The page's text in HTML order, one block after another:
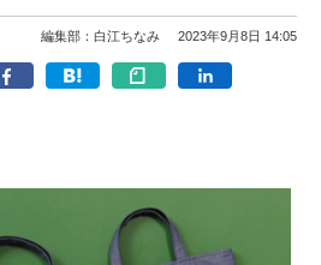
編集部：白江ちなみ 2023年9月8日 14:05